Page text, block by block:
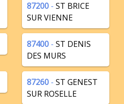
87200 - ST BRICE
SUR VIENNE
87400 - ST DENIS
DES MURS
87260 - ST GENEST
SUR ROSELLE